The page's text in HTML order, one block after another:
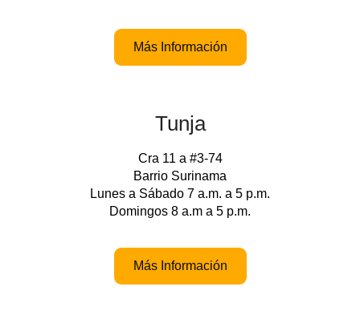
Más Información
Tunja
Cra 11 a #3-74
Barrio Surinama
Lunes a Sábado 7 a.m. a 5 p.m.
Domingos 8 a.m a 5 p.m.
Más Información